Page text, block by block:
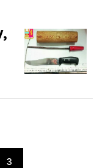
3